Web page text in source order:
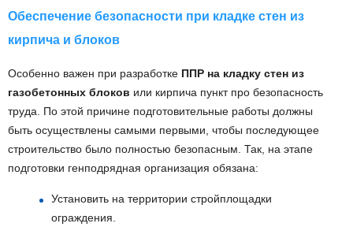
Обеспечение безопасности при кладке стен из
кирпича и блоков
Особенно важен при разработке ППР на кладку стен из
газобетонных блоков или кирпича пункт про безопасность
труда. По этой причине подготовительные работы должны
быть осуществлены самыми первыми, чтобы последующее
строительство было полностью безопасным. Так, на этапе
подготовки генподрядная организация обязана:
Установить на территории стройплощадки
ограждения.